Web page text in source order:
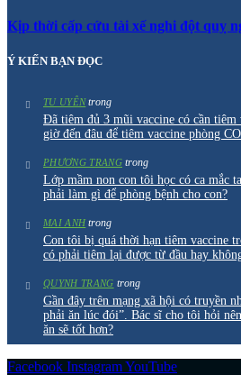
Kịp thời cấp cứu tài xế nghi đột quỵ
Ý KIẾN BẠN ĐỌC
TU UYÊNtrong
Đã tiêm đủ 3 mũi vaccine có cần tiêm
giờ đến đâu để tiêm vaccine phòng
PHƯƠNG TRANGtrong
Lớp mầm non con tôi học có ca mắc
phải làm gì để phòng bệnh cho con?
MAI ANH trong
Con tôi bị quá thời hạn tiêm vaccine
có phải tiêm lại được từ đầu hay
QUYNH TRANG trong
Gần đây trên mạng xã hội có truyền
phải ăn lúc đói”. Bác sĩ cho tôi hỏi
ăn sẽ tốt hơn?
Facebook InstagramYouTube